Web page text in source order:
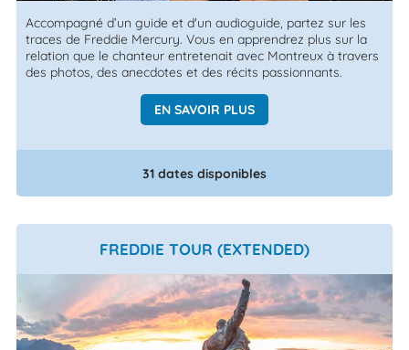
Accompagné d’un guide et d'un audioguide, partez sur les
traces de Freddie Mercury. Vous en apprendrez plus sur la
relation que le chanteur entretenait avec Montreux à travers
des photos, des anecdotes et des récits passionnants.
EN SAVOIR PLUS
31 dates disponibles
FREDDIE TOUR (EXTENDED)